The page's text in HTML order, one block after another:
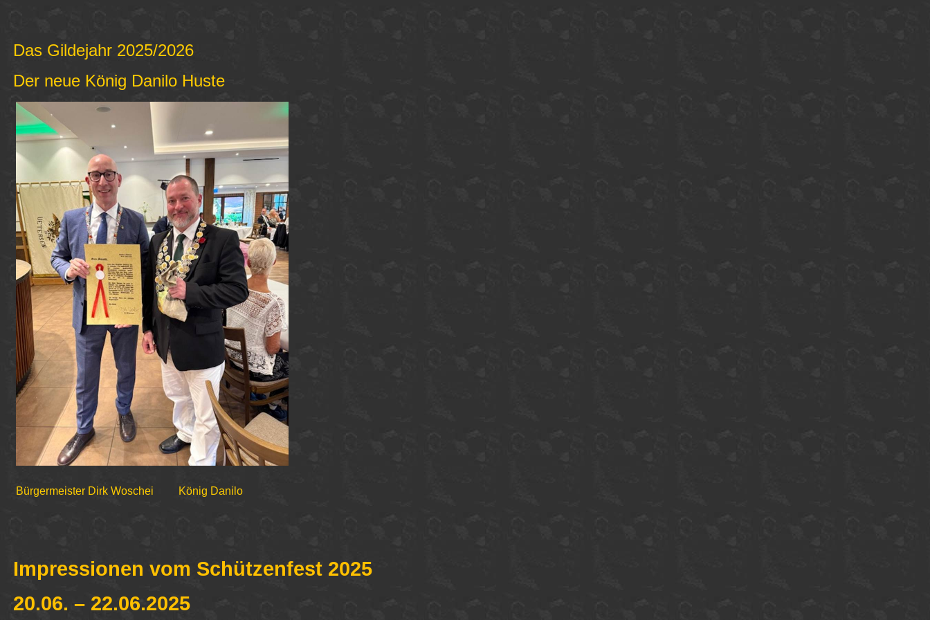
Das Gildejahr 2025/2026
Der neue König Danilo Huste
Bürgermeister Dirk Woschei König Danilo
Impressionen vom Schützenfest 2025
20.06. – 22.06.2025